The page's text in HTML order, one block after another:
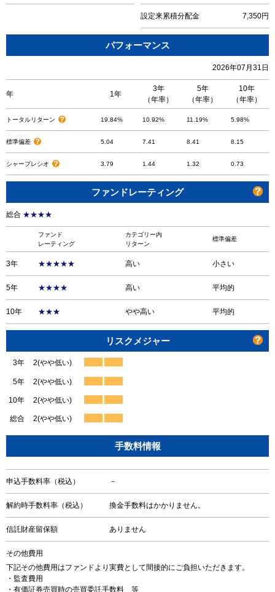
設定来累積分配金 7,350円
パフォーマンス
2026年07月31日
年 1年
3年
（年率）
5年
（年率）
10年
（年率）
トータルリターン 19.84% 10.92% 11.19% 5.98%
標準偏差 5.04 7.41 8.41 8.15
シャープレシオ 3.79 1.44 1.32 0.73
ファンドレーティング
総合 ★★★★
ファンド
レーティング
カテゴリー内
リターン
標準偏差
3年 ★★★★★ 高い 小さい
5年 ★★★★ 高い 平均的
10年 ★★★ やや高い 平均的
リスクメジャー
3年
5年
10年
総合
2(やや低い)
2(やや低い)
2(やや低い)
2(やや低い)
手数料情報
申込手数料率（税込） －
解約時手数料率（税込） 換金手数料はかかりません。
信託財産留保額 ありません
その他費用
下記その他費用はファンドより実費として間接的にご負担いただきます。
・監査費用
・有価証券売買時の売買委託手数料 等